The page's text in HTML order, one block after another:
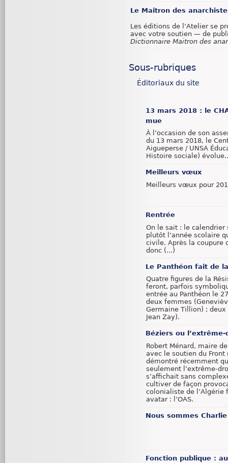
Le Maitron des
Les éditions de l’Atelier se
avec votre soutien — de
Dictionnaire Maitron des
Sous-rubriques
Éditoriaux du site
13 mars 2018 : le
mue
À l’occasion de son
du 13 mars 2018, le
Aigueperse / UNSA
Histoire sociale)
Meilleurs vœux
Meilleurs vœux pour
Rentrée
On le sait : le calendrier
plutôt l’année scolaire
civile. Après la coupure
donc (...)
Le Panthéon fait de
Quatre figures de la
feront, parfois
entrée au Panthéon le
deux femmes
Germaine Tillion) ;
Jean Zay).
Béziers ou
Robert Ménard, maire
avec le soutien du Front
démontré récemment
seulement l’extrême-
s’affichait sans
cultiver de façon
colonialiste de l’Algérie
avatar : l’OAS.
Nous sommes Charlie
Fonction publique :